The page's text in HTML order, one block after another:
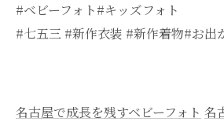
#ベビーフォト#キッズフォト
#七五三 #新作衣装 #新作着物#お出
名古屋で成長を残すベビーフォト 名